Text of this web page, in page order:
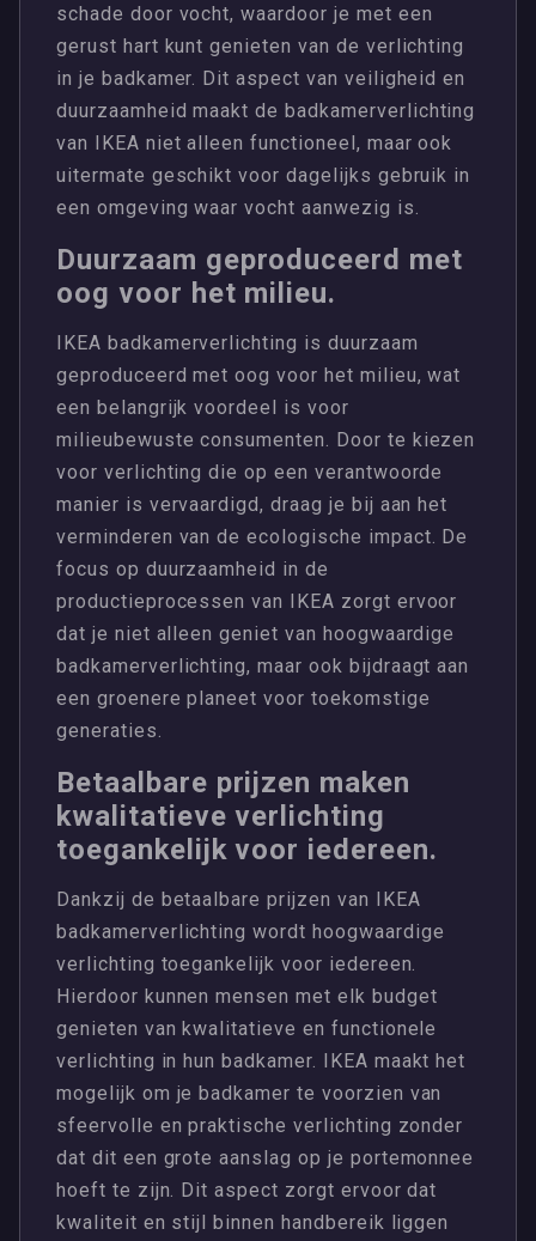
schade door vocht, waardoor je met een
gerust hart kunt genieten van de verlichting
in je badkamer. Dit aspect van veiligheid en
duurzaamheid maakt de badkamerverlichting
van IKEA niet alleen functioneel, maar ook
uitermate geschikt voor dagelijks gebruik in
een omgeving waar vocht aanwezig is.
Duurzaam geproduceerd met
oog voor het milieu.
IKEA badkamerverlichting is duurzaam
geproduceerd met oog voor het milieu, wat
een belangrijk voordeel is voor
milieubewuste consumenten. Door te kiezen
voor verlichting die op een verantwoorde
manier is vervaardigd, draag je bij aan het
verminderen van de ecologische impact. De
focus op duurzaamheid in de
productieprocessen van IKEA zorgt ervoor
dat je niet alleen geniet van hoogwaardige
badkamerverlichting, maar ook bijdraagt aan
een groenere planeet voor toekomstige
generaties.
Betaalbare prijzen maken
kwalitatieve verlichting
toegankelijk voor iedereen.
Dankzij de betaalbare prijzen van IKEA
badkamerverlichting wordt hoogwaardige
verlichting toegankelijk voor iedereen.
Hierdoor kunnen mensen met elk budget
genieten van kwalitatieve en functionele
verlichting in hun badkamer. IKEA maakt het
mogelijk om je badkamer te voorzien van
sfeervolle en praktische verlichting zonder
dat dit een grote aanslag op je portemonnee
hoeft te zijn. Dit aspect zorgt ervoor dat
kwaliteit en stijl binnen handbereik liggen